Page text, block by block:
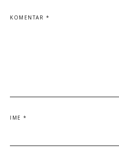
KOMENTAR *
IME *